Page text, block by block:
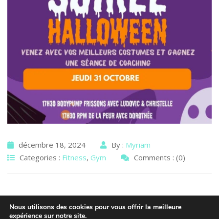
décembre 18, 2024 By : Myriam
Categories : Fitness, Gym Comments : (0)
Nous utilisons des cookies pour vous offrir la meilleure
expérience sur notre site.